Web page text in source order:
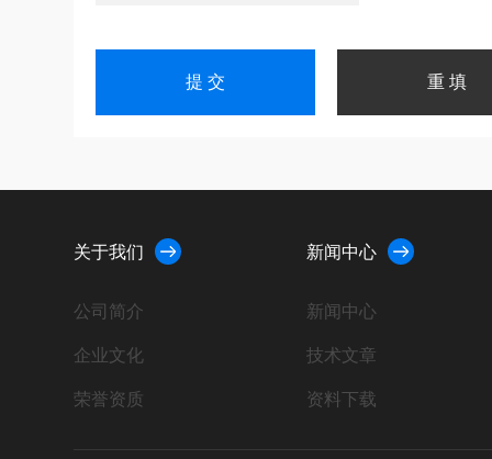
关于我们
公司简介
企业文化
荣誉资质
新闻中心
新闻中心
技术文章
资料下载